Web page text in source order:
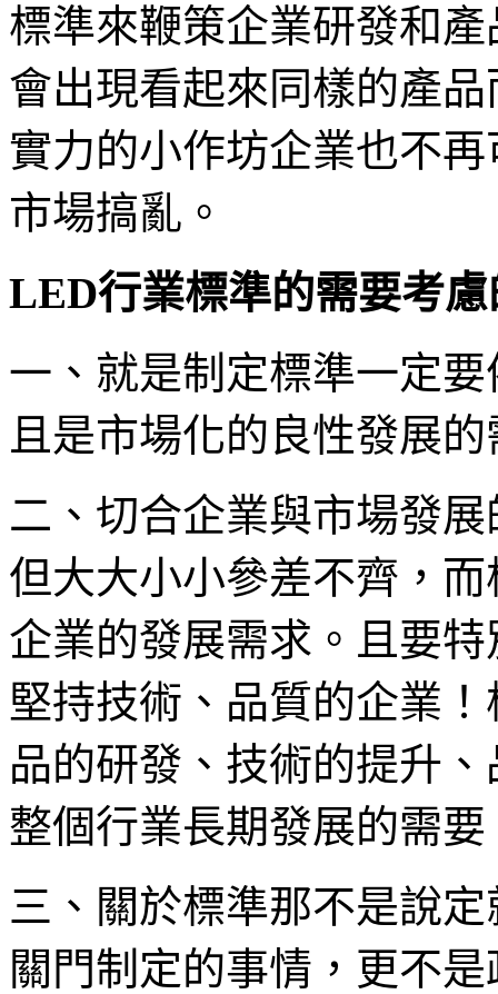
標準來鞭策企業研發和
會出現看起來同樣的產
實力的小作坊企業也不
市場搞亂。
LED行業標準的需要考
一、就是制定標準一定
且是市場化的良性發展
二、切合企業與市場發
但大大小小參差不齊，
企業的發展需求。且要
堅持技術、品質的企業
品的研發、技術的提升
整個行業長期發展的需要
三、關於標準那不是說
關門制定的事情，更不